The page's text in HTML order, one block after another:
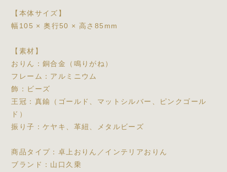
【本体サイズ】
幅105 × 奥行50 × 高さ85mm
【素材】
おりん：銅合金（鳴りがね）
フレーム：アルミニウム
飾：ビーズ
王冠：真鍮（ゴールド、マットシルバー、ピンクゴール
ド）
振り子：ケヤキ、革紐、メタルビーズ
商品タイプ：卓上おりん／インテリアおりん
ブランド：山口久乗